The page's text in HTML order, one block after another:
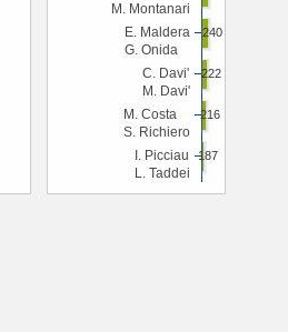
I. Picciau
L. Taddei
M. Costa
S. Richiero
C. Davi'
M. Davi'
E. Maldera
G. Onida
M. Montanari
187
216
222
240